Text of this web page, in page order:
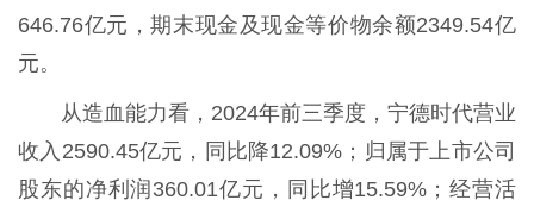
646.76亿元，期末现金及现金等价物余额2349.54亿
元。
从造血能力看，2024年前三季度，宁德时代营业
收入2590.45亿元，同比降12.09%；归属于上市公司
股东的净利润360.01亿元，同比增15.59%；经营活